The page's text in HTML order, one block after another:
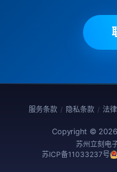
服务条款 / 隐私条款 / 法
Copyright © 2026
苏州立刻电
苏ICP备11033237号